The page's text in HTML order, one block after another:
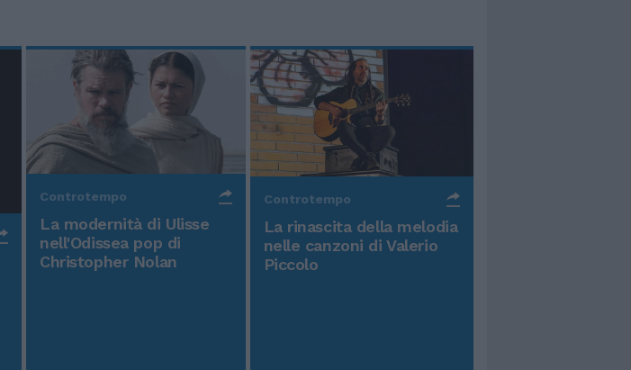
Controtempo
La modernità di Ulisse
nell'Odissea pop di
Christopher Nolan
Controtempo
La rinascita della melodia
nelle canzoni di Valerio
Piccolo